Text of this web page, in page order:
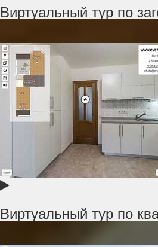
Виртуальный тур по
Виртуальный тур по